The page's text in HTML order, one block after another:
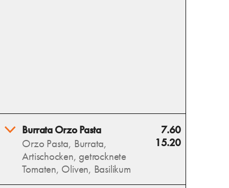
Burrata Orzo Pasta
Orzo Pasta, Burrata,
Artischocken, getrocknete
Tomaten, Oliven, Basilikum
7.60
15.20